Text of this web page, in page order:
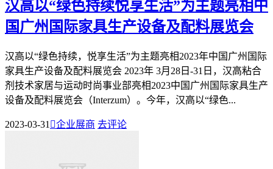
汉高以“绿色持续悦享生活”为主题亮相中
国广州国际家具生产设备及配料展览会
汉高以“绿色持续，悦享生活”为主题亮相2023年中国广州国际
家具生产设备及配料展览会 2023年 3月28日-31日，汉高粘合
剂技术家居与运动时尚事业部亮相2023中国广州国际家具生产
设备及配料展览会（Interzum）。今年，汉高以“绿色...
2023-03-31 企业展商 去评论